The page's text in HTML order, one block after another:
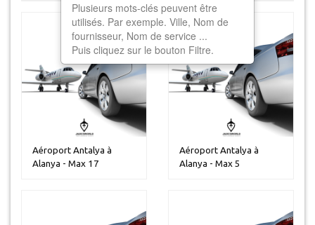
Plusieurs mots-clés peuvent être
utilisés. Par exemple. Ville, Nom de
fournisseur, Nom de service ...
Puis cliquez sur le bouton Filtre.
Aéroport Antalya à
Alanya - Max 17
Aéroport Antalya à
Alanya - Max 5